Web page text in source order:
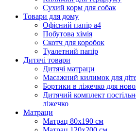
Сухий корм для собак
Товари для дому
Офісний папір а4
Побутова хімія
Скотч для коробок
Туалетний папір
Дитячі товари
Дитячі матраци
Масажний килимок для
Бортики в ліжечко для
Дитячий комплект
ліжечко
Матраци
Матрац 80х190 см